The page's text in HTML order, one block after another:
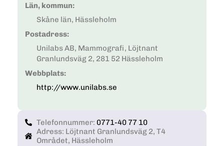
Län, kommun:
Skåne län, Hässleholm
Postadress:
Unilabs AB, Mammografi, Löjtnant
Granlundsväg 2, 281 52 Hässleholm
Webbplats:
http://www.unilabs.se
Telefonnummer: 0771-40 77 10
Adress: Löjtnant Granlundsväg 2, T4
Området, Hässleholm